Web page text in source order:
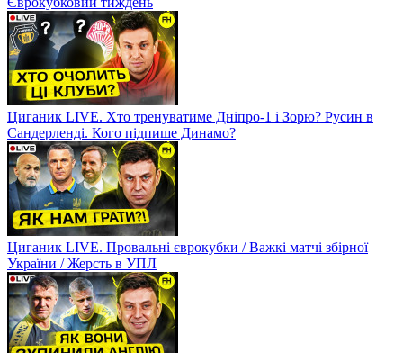
Циганик LIVE. Хто тренуватиме Дніпро-1 і Зорю? Русин в
Сандерленді. Кого підпише Динамо?
Циганик LIVE. Провальні єврокубки / Важкі матчі збірної
України / Жерсть в УПЛ